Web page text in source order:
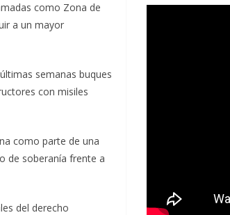
como Zona de
a un mayor
semanas buques
con misiles
como parte de una
de soberanía frente a
del derecho